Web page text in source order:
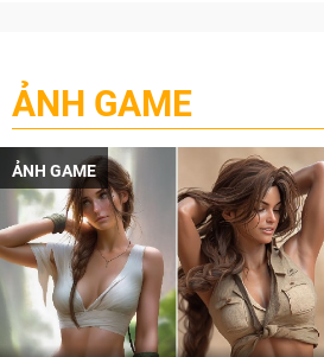
ẢNH GAME
ẢNH GAME